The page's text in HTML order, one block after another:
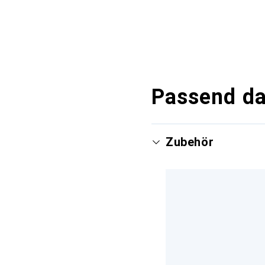
Passend
Zubehör